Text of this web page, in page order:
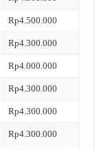
Rp4.500.000
Rp4.300.000
Rp4.000.000
Rp4.300.000
Rp4.300.000
Rp4.300.000